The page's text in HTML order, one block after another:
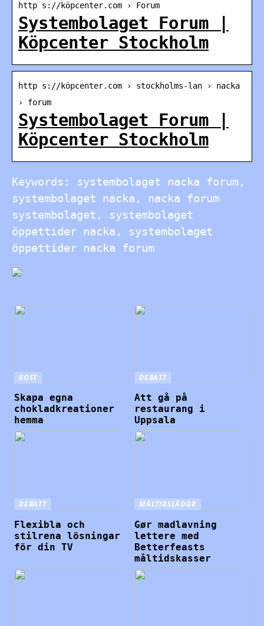
http s://köpcenter.com › Forum
Systembolaget Forum |
Köpcenter Stockholm
http s://köpcenter.com › stockholms-lan › nacka
› forum
Systembolaget Forum |
Köpcenter Stockholm
Keywords: systembolaget nacka forum,
systembolaget nacka, nacka forum
systembolaget, systembolaget
öppettider nacka, systembolaget
öppettider nacka forum
KOST
Skapa egna
chokladkreationer
hemma
DEBATT
Att gå på
restaurang i
Uppsala
DEBATT
Flexibla och
stilrena lösningar
för din TV
MÅLTIDSLÅDOR
Gør madlavning
lettere med
Betterfeasts
måltidskasser